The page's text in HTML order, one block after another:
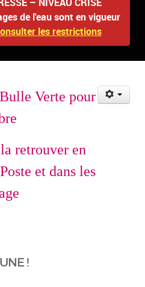
de l'eau sont en vigueur
les restrictions
Verte pour
retrouver en
et dans les
!